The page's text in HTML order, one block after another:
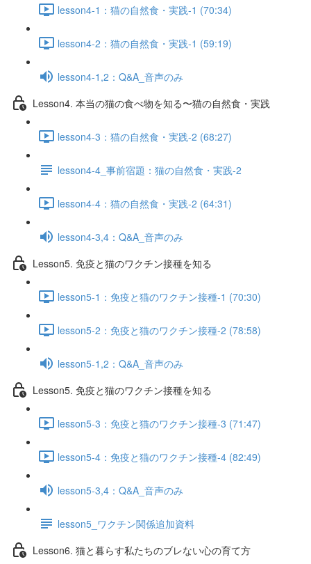
lesson4-1：猫の自然食・実践-1 (70:34)
lesson4-2：猫の自然食・実践-1 (59:19)
lesson4-1,2：Q&A_音声のみ
Lesson4. 本当の猫の食べ物を知る〜猫の自然食・実践
lesson4-3：猫の自然食・実践-2 (68:27)
lesson4-4_事前宿題：猫の自然食・実践-2
lesson4-4：猫の自然食・実践-2 (64:31)
lesson4-3,4：Q&A_音声のみ
Lesson5. 免疫と猫のワクチン接種を知る
lesson5-1：免疫と猫のワクチン接種-1 (70:30)
lesson5-2：免疫と猫のワクチン接種-2 (78:58)
lesson5-1,2：Q&A_音声のみ
Lesson5. 免疫と猫のワクチン接種を知る
lesson5-3：免疫と猫のワクチン接種-3 (71:47)
lesson5-4：免疫と猫のワクチン接種-4 (82:49)
lesson5-3,4：Q&A_音声のみ
lesson5_ワクチン関係追加資料
Lesson6. 猫と暮らす私たちのブレない心の育て方